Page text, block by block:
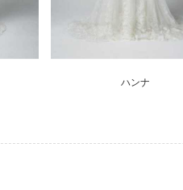
ハンナ